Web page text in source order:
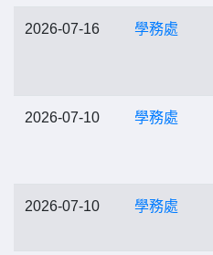
2026-07-16 學務處
2026-07-10 學務處
2026-07-10 學務處